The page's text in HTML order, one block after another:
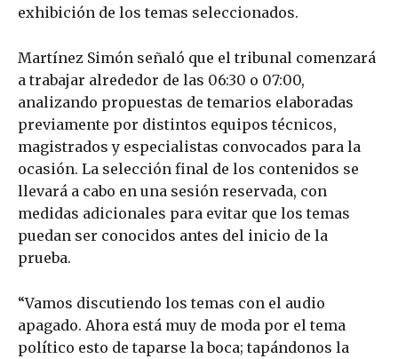
exhibición de los temas seleccionados.
Martínez Simón señaló que el tribunal comenzará
a trabajar alrededor de las 06:30 o 07:00,
analizando propuestas de temarios elaboradas
previamente por distintos equipos técnicos,
magistrados y especialistas convocados para la
ocasión. La selección final de los contenidos se
llevará a cabo en una sesión reservada, con
medidas adicionales para evitar que los temas
puedan ser conocidos antes del inicio de la
prueba.
“Vamos discutiendo los temas con el audio
apagado. Ahora está muy de moda por el tema
político esto de taparse la boca; tapándonos la